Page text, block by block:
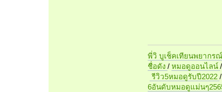
พี่วิ บูเช็คเทียนพยากร
ชื่อดัง / หมอดูออนไลน์
รีวิว5หมอดูรับปี2022
6อันดับหมอดูแม่นๆ